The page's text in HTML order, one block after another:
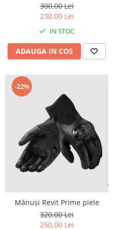
Ambreaj complet
Arcuri ambreiaj
Oala ambreiaj
Placi ambreaj
Capac aprindere / ambreaj
Distributie
Axa came
Cheie lant distributie
Lant distributie
Semeringuri supape
300,00 Lei
230,00 Lei
IN STOC
ADAUGA IN COS
-22%
Mănuși Revit Prime piele
320,00 Lei
250,00 Lei